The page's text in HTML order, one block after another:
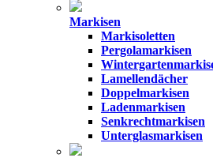
Markisen
Markisoletten
Pergolamarkisen
Lamellendächer
Doppelmarkisen
Ladenmarkisen
Senkrechtmarkisen
Unterglasmarkisen